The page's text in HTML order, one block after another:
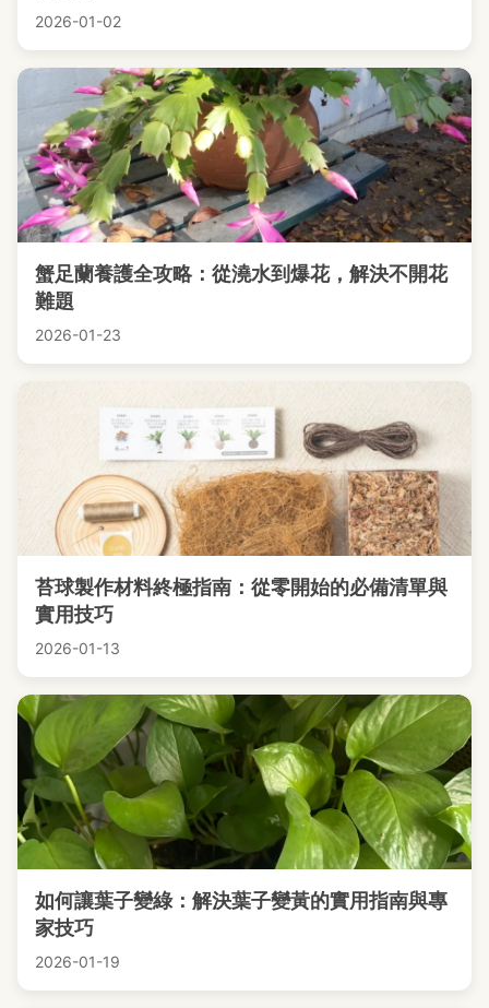
2026-01-02
蟹足蘭養護全攻略：從澆水到爆花，解決不開花
難題
2026-01-23
苔球製作材料終極指南：從零開始的必備清單與
實用技巧
2026-01-13
如何讓葉子變綠：解決葉子變黃的實用指南與專
家技巧
2026-01-19